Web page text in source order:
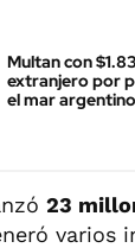
Multan con
extranjero por
el mar argentino
23
varios